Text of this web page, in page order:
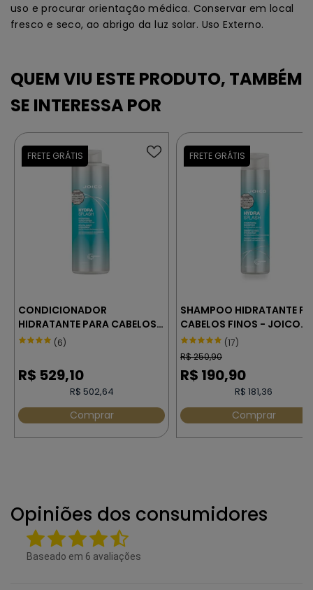
uso e procurar orientação médica. Conservar em local
fresco e seco, ao abrigo da luz solar. Uso Externo.
CONDICIONADOR
HIDRATANTE PARA CABELOS
FINOS - JOICO HYDRA
SPLASH 1000 ml
(6)
R$ 529,10
R$ 502,64
Comprar
SHAMPOO HIDRATANTE
CABELOS FINOS - JOICO
HYDRA SPLASH 300 ml
(17)
R$250,90
R$ 190,90
R$ 181,36
Comprar
Opiniões dos consumidores
Baseado em 6 avaliações